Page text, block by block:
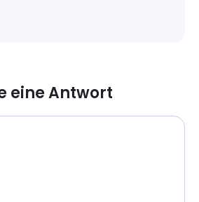
eine Antwort